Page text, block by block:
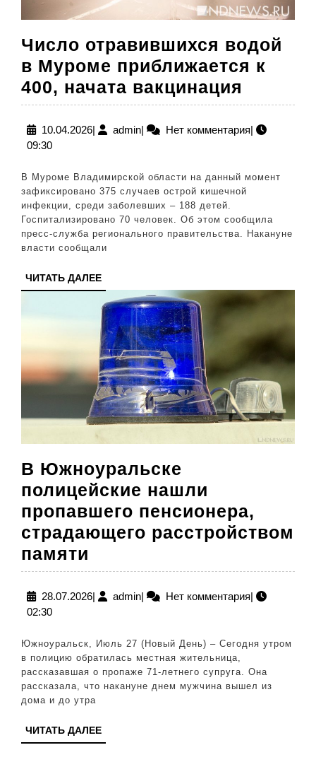
Число отравившихся водой
в Муроме приближается к
400, начата вакцинация
водой
Муроме
к
400,
10.04.202610.04.2026
| adminadmin
| Нет комментария|
09:30
В Муроме Владимирской области на данный момент
зафиксировано 375 случаев острой кишечной
инфекции, среди заболевших – 188 детей.
Госпитализировано 70 человек. Об этом сообщила
пресс-служба регионального правительства. Накануне
власти сообщали
ЧИТАТЬ ДАЛЕЕЧИТАТЬ
ДАЛЕЕ
В Южноуральске
полицейские нашли
пропавшего пенсионера,
страдающего расстройством
памяти
Южноуральске
полицейские
пропавшего
пенсионера,
страдающего
расстройством
памяти
28.07.202628.07.2026
| adminadmin
| Нет комментария|
02:30
Южноуральск, Июль 27 (Новый День) – Сегодня утром
в полицию обратилась местная жительница,
рассказавшая о пропаже 71-летнего супруга. Она
рассказала, что накануне днем мужчина вышел из
дома и до утра
ЧИТАТЬ ДАЛЕЕЧИТАТЬ
ДАЛЕЕ